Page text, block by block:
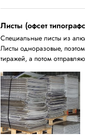
Листы (офсет
Специальные листы из
Листы одноразовые,
тиражей, а потом